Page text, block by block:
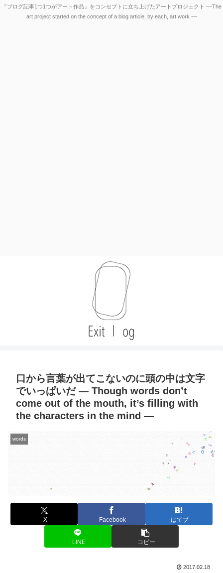
『ブログ記事1つ1つがアート作品』をコンセプトに立ち上げたアートプロジェクト ---The
art project started on the concept of a blog article, by each, art work ---
口から言葉が出てこないのに頭の中は文字
でいっぱいだ — Though words don’t
come out of the mouth, it’s filling with
the characters in the mind —
words
X Facebook はてブ
LINE コピー
2017.02.18